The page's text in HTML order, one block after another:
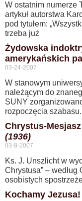
W ostatnim numerze
artykuł autorstwa
pod tytułem:
trzeba już
Żydowska
amerykańskich
03-24-2007
W stanowym
należącym do
SUNY
rozpoczęcia
Chrystus-
(1936)
03-8-2007
Ks. J. Unszlicht w
Chrystusa” –
osobistych
Kochamy